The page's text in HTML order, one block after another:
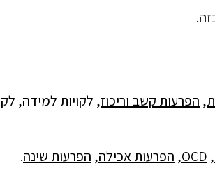
, הפרעות קשב וריכוז, לקויות למידה,
,
OCD
, הפרעות אכילה, הפרעות שינה.